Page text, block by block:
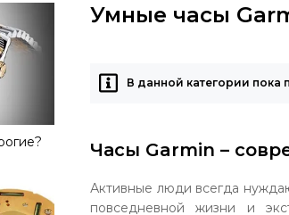
Умные часы
В данной категории пока
Часы Garmin –
Активные люди всегда
повседневной жизни и